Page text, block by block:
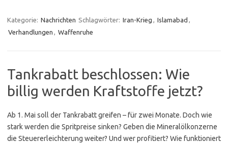
Kategorie: Nachrichten Schlagwörter: Iran-Krieg , Islamabad ,
Verhandlungen , Waffenruhe
Tankrabatt beschlossen: Wie
billig werden Kraftstoffe jetzt?
Ab 1. Mai soll der Tankrabatt greifen – für zwei Monate. Doch wie
stark werden die Spritpreise sinken? Geben die Mineralölkonzerne
die Steuererleichterung weiter? Und wer profitiert? Wie funktioniert